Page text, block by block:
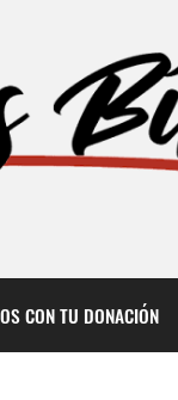
CON TU DONACIÓN